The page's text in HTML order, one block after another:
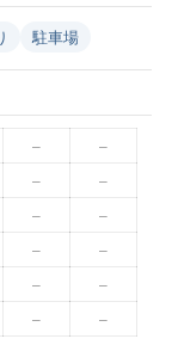
駐車場
–
–
– –
–
–
– –
–
–
– –